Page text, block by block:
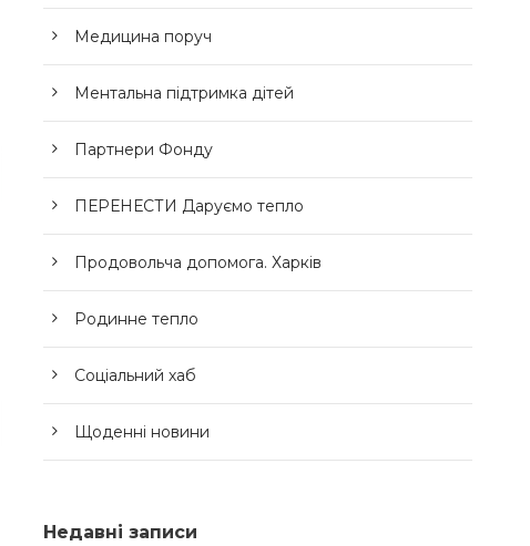
Медицина поруч
Ментальна підтримка дітей
Партнери Фонду
ПЕРЕНЕСТИ Даруємо тепло
Продовольча допомога. Харків
Родинне тепло
Соціальний хаб
Щоденні новини
Недавні записи